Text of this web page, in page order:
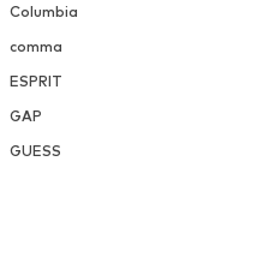
Columbia
comma
ESPRIT
GAP
GUESS